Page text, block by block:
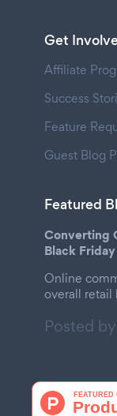
Get
Affiliate
Success
Feature
Guest Blog
Featured
Converting
Black
Online
overall retail
Posted